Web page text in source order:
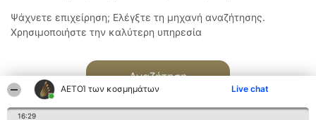
ΑΕΤΟΊ των κοσμημάτων Live chat
16:29
Ψάχνετε επιχείρηση; Ελέγξτε τη μηχανή αναζήτησης.
Χρησιμοποιήστε την καλύτερη υπηρεσία
Αναζήτηση